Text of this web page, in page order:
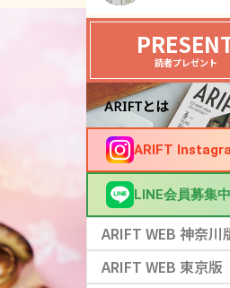
読者プレゼント
ARIFT
LINE会員募集中
ARIFT WEB 神奈川
ARIFT WEB 東京版